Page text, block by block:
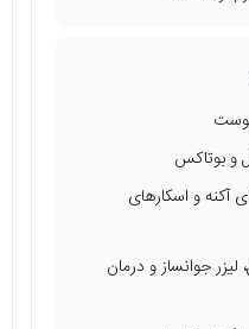
و بوتاکس
آکنه و اسکارهای
جوانساز و درمان